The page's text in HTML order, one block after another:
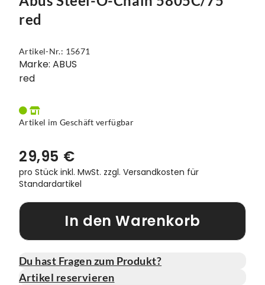
Vorbauten
Zahnkränze
Smartphonehalter
Spiegel
Taschen
Trainingsrollen
Wandhalterung
red
Artikel-Nr.: 15671
Marke: ABUS
red
Artikel im Geschäft verfügbar
29,95 €
pro Stück inkl. MwSt. zzgl. Versandkosten für
Standardartikel
In den Warenkorb
Du hast Fragen zum Produkt?
Artikel reservieren